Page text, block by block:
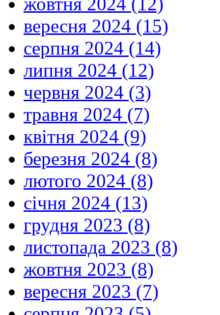
вересня 2024 (15)
серпня 2024 (14)
липня 2024 (12)
червня 2024 (3)
травня 2024 (7)
квітня 2024 (9)
березня 2024 (8)
лютого 2024 (8)
січня 2024 (13)
грудня 2023 (8)
листопада 2023 (8)
жовтня 2023 (8)
вересня 2023 (7)